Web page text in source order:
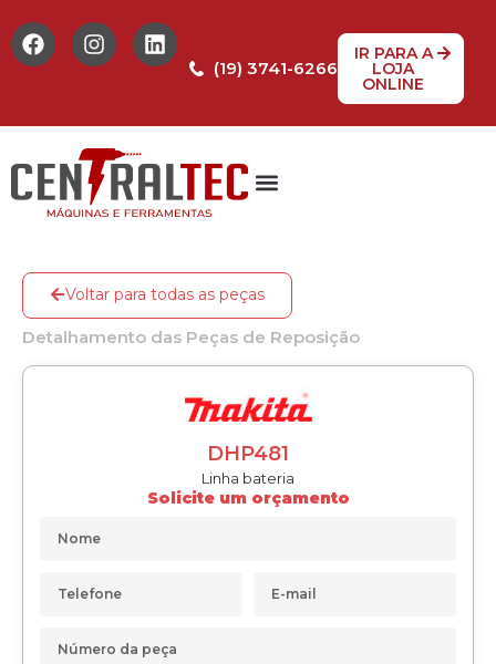
(19) 3741-6266
IR PARA A
LOJA
ONLINE
Voltar para todas as peças
Detalhamento das Peças de Reposição
DHP481
Linha bateria
Solicite um orçamento